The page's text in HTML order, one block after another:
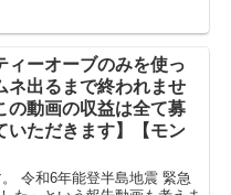
ィーオーブのみを使っ
ネ出るまで終われませ
の動画の収益は全て募
いただきます】【モン
令和6年能登半島地震 緊急